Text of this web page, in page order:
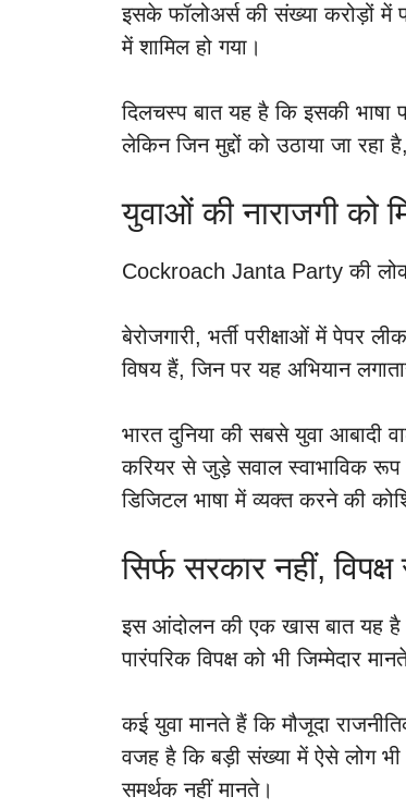
इसके फॉलोअर्स की संख्या करोड़ों
में शामिल हो गया।
दिलचस्प बात यह है कि इसकी भाषा
लेकिन जिन मुद्दों को उठाया जा रहा
युवाओं की नाराजगी को
Cockroach Janta Party की
बेरोजगारी, भर्ती परीक्षाओं में पेपर
विषय हैं, जिन पर यह अभियान
भारत दुनिया की सबसे युवा आबादी
करियर से जुड़े सवाल स्वाभाविक रूप
डिजिटल भाषा में व्यक्त करने की
सिर्फ सरकार नहीं,
इस आंदोलन की एक खास बात यह
पारंपरिक विपक्ष को भी जिम्मेदार
कई युवा मानते हैं कि मौजूदा
वजह है कि बड़ी संख्या में ऐसे लोग
समर्थक नहीं मानते।